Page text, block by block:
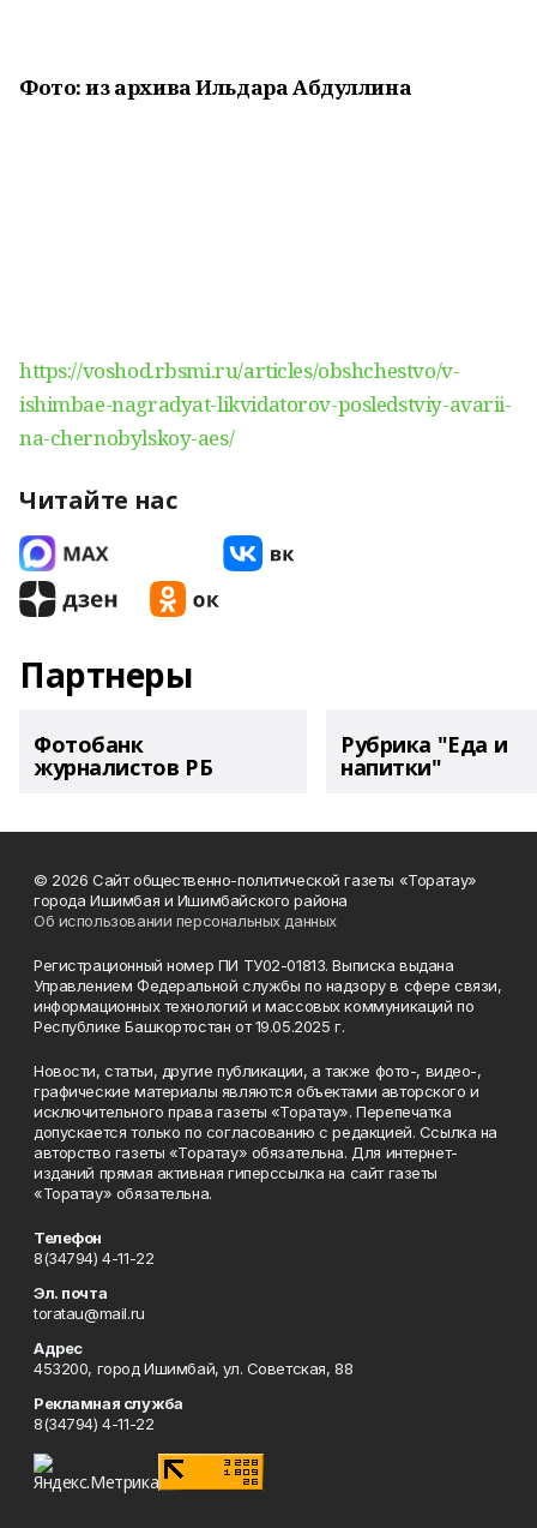
Фото: из архива Ильдара Абдуллина
https://voshod.rbsmi.ru/articles/obshchestvo/v-
ishimbae-nagradyat-likvidatorov-posledstviy-avarii-
na-chernobylskoy-aes/
Читайте нас
Партнеры
Фотобанк
журналистов РБ
Рубрика "Еда и
напитки"
© 2026 Сайт общественно-политической газеты «Торатау»
города Ишимбая и Ишимбайского района
Об использовании персональных данных
Регистрационный номер ПИ ТУ02-01813. Выписка выдана
Управлением Федеральной службы по надзору в сфере связи,
информационных технологий и массовых коммуникаций по
Республике Башкортостан от 19.05.2025 г.
Новости, статьи, другие публикации, а также фото-, видео-,
графические материалы являются объектами авторского и
исключительного права газеты «Торатау». Перепечатка
допускается только по согласованию с редакцией. Ссылка на
авторство газеты «Торатау» обязательна. Для интернет-
изданий прямая активная гиперссылка на сайт газеты
«Торатау» обязательна.
Телефон
8(34794) 4-11-22
Эл. почта
toratau@mail.ru
Адрес
453200, город Ишимбай, ул. Советская, 88
Рекламная служба
8(34794) 4-11-22